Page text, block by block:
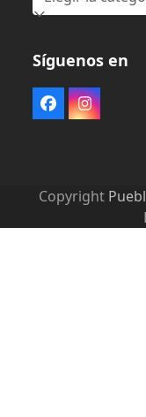
Síguenos en
Facebook
Copyright